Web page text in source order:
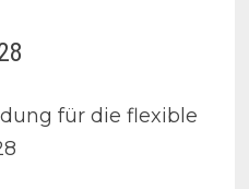
für die flexible